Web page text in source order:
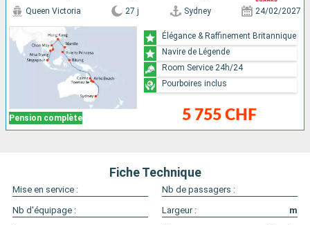
Pension complète
Queen Victoria 27 j Sydney 24/02/2027
5 755 CHF
Élégance & Raffinement Britannique
Navire de Légende
Room Service 24h/24
Pourboires inclus
Fiche Technique
Mise en service :
Nb de passagers :
Nb d'équipage :
Largeur :
m